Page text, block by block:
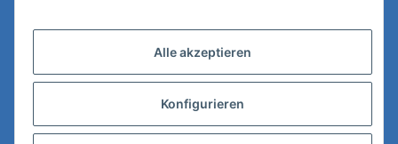
Versandinformationen
Datenschutz
Alle akzeptieren
Konfigurieren